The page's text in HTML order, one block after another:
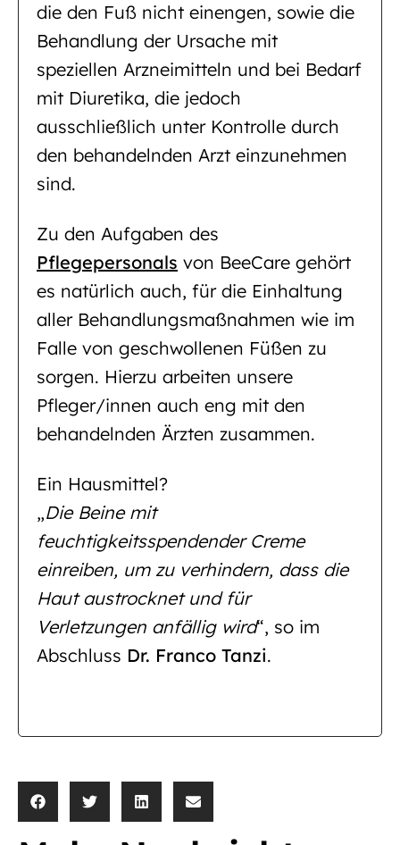
die den Fuß nicht einengen, sowie die
Behandlung der Ursache mit
speziellen Arzneimitteln und bei Bedarf
mit Diuretika, die jedoch
ausschließlich unter Kontrolle durch
den behandelnden Arzt einzunehmen
sind.
Zu den Aufgaben des
Pflegepersonals von BeeCare gehört
es natürlich auch, für die Einhaltung
aller Behandlungsmaßnahmen wie im
Falle von geschwollenen Füßen zu
sorgen. Hierzu arbeiten unsere
Pfleger/innen auch eng mit den
behandelnden Ärzten zusammen.
Ein Hausmittel?
„Die Beine mit
feuchtigkeitsspendender Creme
einreiben, um zu verhindern, dass die
Haut austrocknet und für
Verletzungen anfällig wird“, so im
Abschluss Dr. Franco Tanzi.